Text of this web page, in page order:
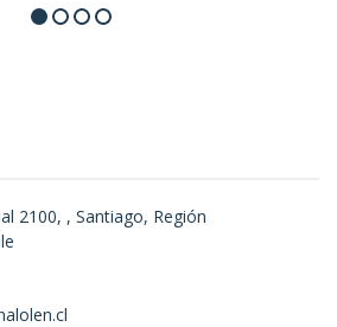
2100, , Santiago, Región